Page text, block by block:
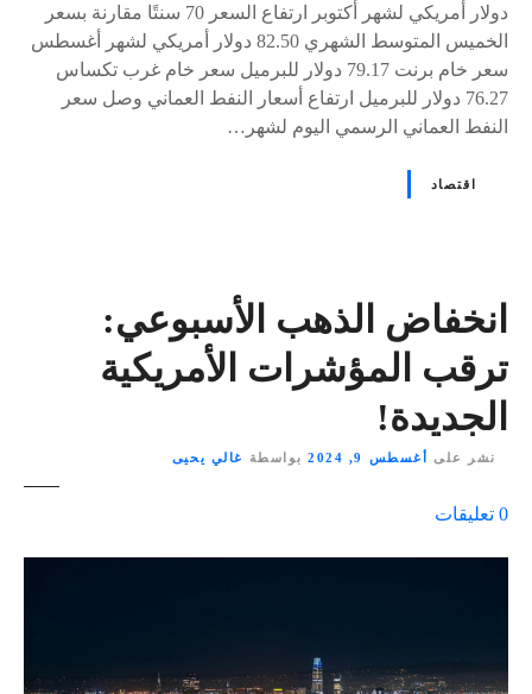
دولار أمريكي لشهر أكتوبر ارتفاع السعر 70 سنتًا مقارنة بسعر
الخميس المتوسط الشهري 82.50 دولار أمريكي لشهر أغسطس
سعر خام برنت 79.17 دولار للبرميل سعر خام غرب تكساس
76.27 دولار للبرميل ارتفاع أسعار النفط العماني وصل سعر
النفط العماني الرسمي اليوم لشهر…
اقتصاد
انخفاض الذهب الأسبوعي:
ترقب المؤشرات الأمريكية
الجديدة!
نشر على أغسطس 9, 2024 بواسطة غالي يحيى
0 تعليقات